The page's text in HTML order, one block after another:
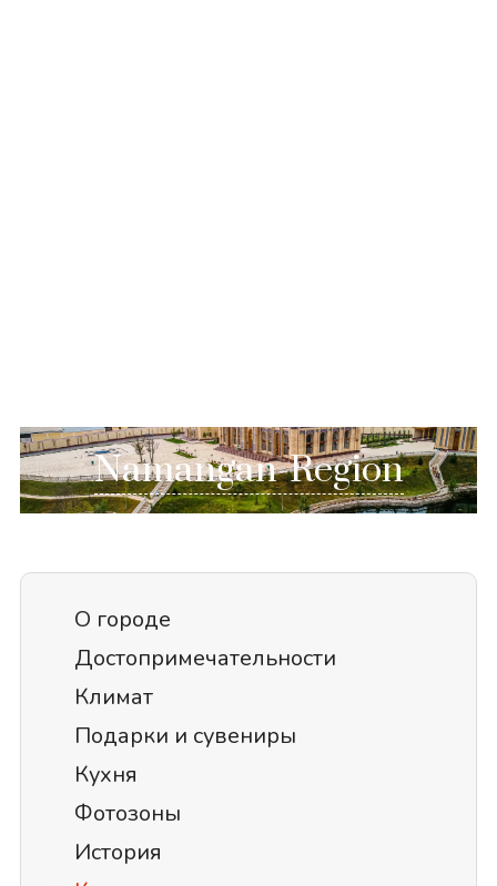
Namangan-Region
О городе
Достопримечательности
Климат
Подарки и сувениры
Кухня
Фотозоны
История